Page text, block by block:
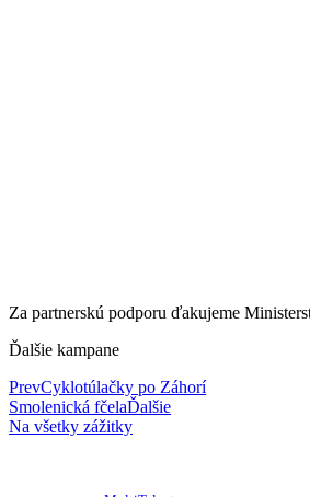
Za partnerskú podporu ďakujeme
Ďalšie kampane
PrevCyklotúlačky po Záhorí
Smolenická fčelaĎalšie
Na všetky zážitky